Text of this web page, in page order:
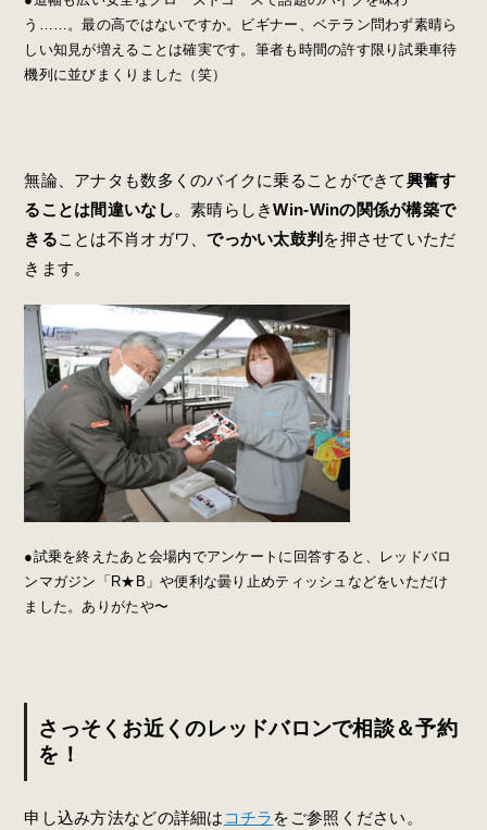
う……。最の高ではないですか。ビギナー、ベテラン問わず素晴ら
しい知見が増えることは確実です。筆者も時間の許す限り試乗車待
機列に並びまくりました（笑）
無論、アナタも数多くのバイクに乗ることができて興奮す
ることは間違いなし。素晴らしきWin-Winの関係が構築で
きることは不肖オガワ、でっかい太鼓判 を押させていただ
きます。
●試乗を終えたあと会場内でアンケートに回答すると、レッドバロ
ンマガジン「R★B」や便利な曇り止めティッシュなどをいただけ
ました。ありがたや〜
さっそくお近くのレッドバロンで相談＆予約
を！
申し込み方法などの詳細は コチラ をご参照ください。